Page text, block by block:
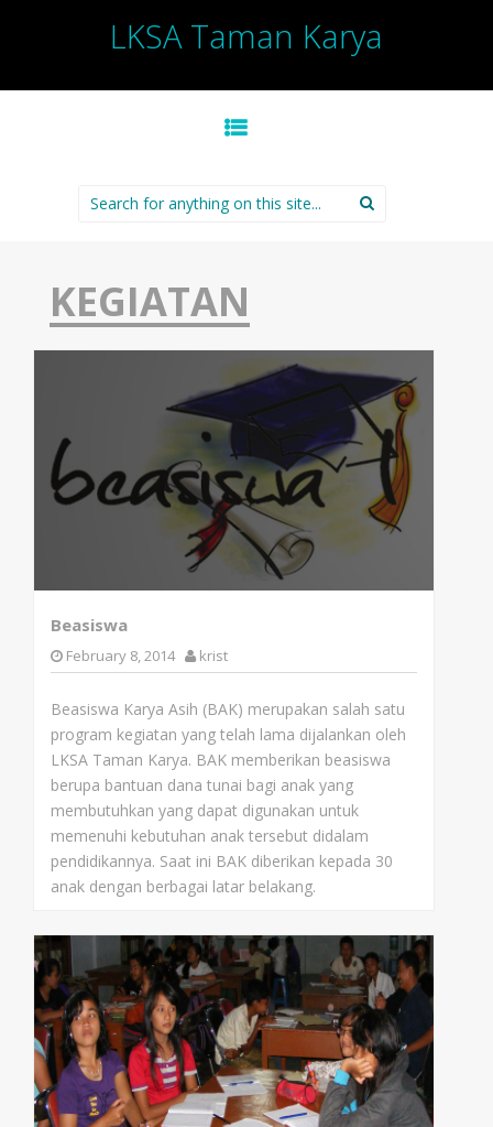
LKSA Taman Karya
Search for:
KEGIATAN
Beasiswa
February 8, 2014 krist
Beasiswa Karya Asih (BAK) merupakan salah satu
program kegiatan yang telah lama dijalankan oleh
LKSA Taman Karya. BAK memberikan beasiswa
berupa bantuan dana tunai bagi anak yang
membutuhkan yang dapat digunakan untuk
memenuhi kebutuhan anak tersebut didalam
pendidikannya. Saat ini BAK diberikan kepada 30
anak dengan berbagai latar belakang.